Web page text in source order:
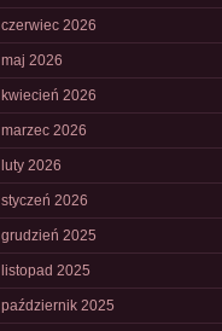
czerwiec 2026
maj 2026
kwiecień 2026
marzec 2026
luty 2026
styczeń 2026
grudzień 2025
listopad 2025
październik 2025